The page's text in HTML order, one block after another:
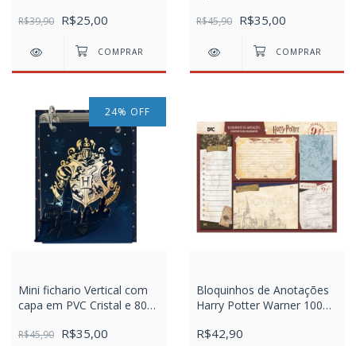
R$39,90 R$25,00 R$45,90 R$35,00
24% OFF
Mini fichario Vertical com
capa em PVC Cristal e 80
R$45,90 R$35,00
Bloquinhos de Anotações
Harry Potter Warner 100
R$42,90